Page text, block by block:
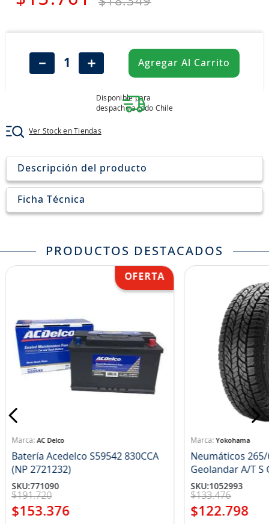
＋
－ Agregar Al Carrito
Disponible para
despacho a todo Chile
Ver Stock en Tiendas
Descripción del producto
Ficha Técnica
PRODUCTOS DESTACADOS
AC Delco
Batería Acedelco S59542 830CCA
(NP 2721232)
SKU:771090
$191.720
$153.376
Yokohama
Neumáticos 265/
SKU:1052993
$133.476
$122.798
7.
chevrolet
jockey john deere